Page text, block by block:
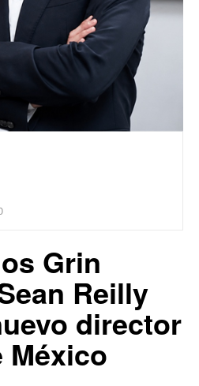
Grin
Reilly
director
México